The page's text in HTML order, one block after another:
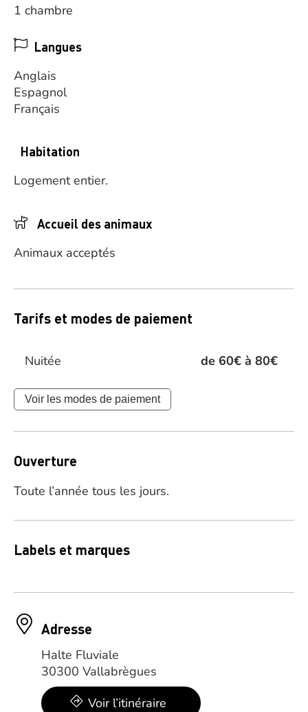
1 chambre
Langues
Anglais
Espagnol
Français
Habitation
Logement entier.
Accueil des animaux
Animaux acceptés
Tarifs et modes de paiement
Nuitée de 60€ à 80€
Voir les modes de paiement
Ouverture
Toute l’année tous les jours.
Labels et marques
Adresse
Halte Fluviale
30300 Vallabrègues
Voir l’itinéraire